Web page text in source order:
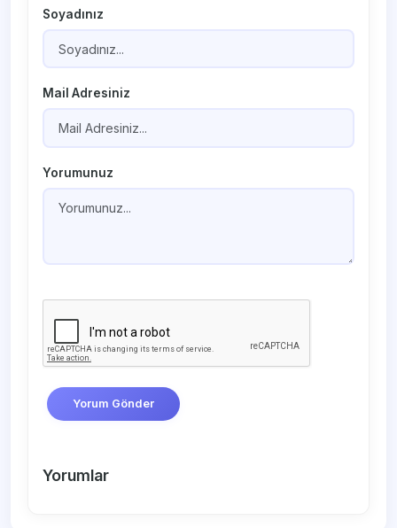
Soyadınız
Mail Adresiniz
Yorumunuz
Yorum Gönder
Yorumlar